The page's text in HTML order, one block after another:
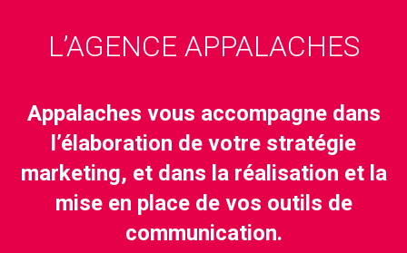
L’AGENCE APPALACHES
Appalaches vous accompagne dans
l’élaboration de votre stratégie
marketing, et dans la réalisation et la
mise en place de vos outils de
communication.